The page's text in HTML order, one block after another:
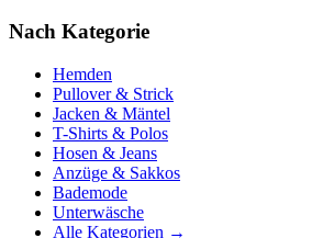
Nach Kategorie
Hemden
Pullover & Strick
Jacken & Mäntel
T-Shirts & Polos
Hosen & Jeans
Anzüge & Sakkos
Bademode
Unterwäsche
Alle Kategorien →